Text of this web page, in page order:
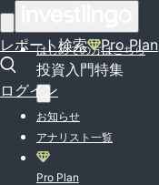
レポート検索 Pro Plan
ログイン
はじめての方はこちら
投資入門特集
お知らせ
アナリスト一覧
Pro Plan